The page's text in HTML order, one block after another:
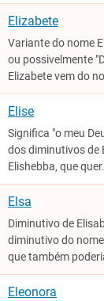
Elizabete
Variante do nome
ou possivelmente
Elizabete vem do
Elise
Significa "o meu
dos diminutivos de
Elishebba, que
Elsa
Diminutivo de
diminutivo do
que também
Eleonora